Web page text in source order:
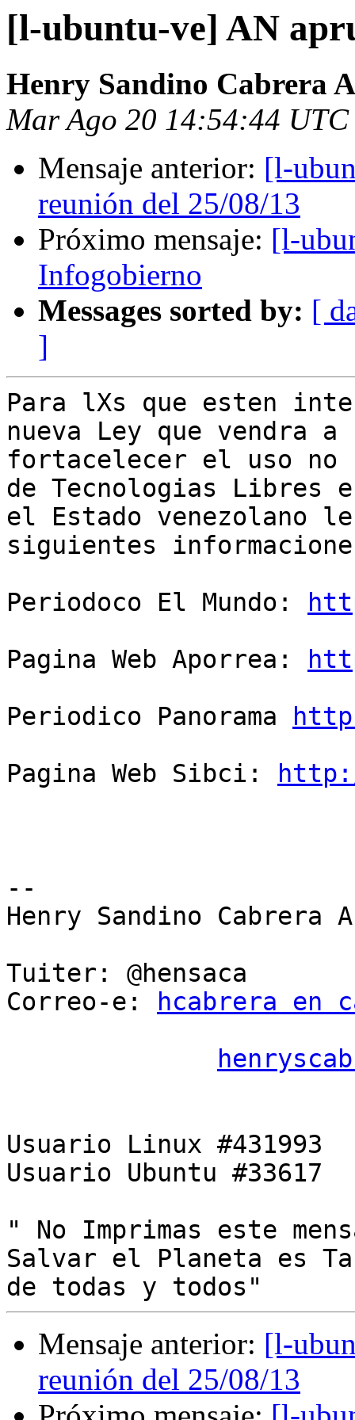
[l-ubuntu-ve] AN
Henry Sandino Cabrera A
Mar Ago 20 14:54:44 UTC
Mensaje anterior: [l-
reunión del 25/08/13
Próximo mensaje: [l-
Infogobierno
Messages sorted by: [
]
Para lXs que esten
nueva Ley que vendra a
fortacelecer el uso no
de Tecnologias Libres
el Estado venezolano
siguientes
Periodoco El Mundo:
Pagina Web Aporrea:
Periodico Panorama
Pagina Web Sibci:
--
Henry Sandino Cabrera
Tuiter: @hensaca
Correo-e:
hcabrera en
Usuario Linux #431993
Usuario Ubuntu #33617
" No Imprimas este
Salvar el Planeta es
Mensaje anterior: [l-
reunión del 25/08/13